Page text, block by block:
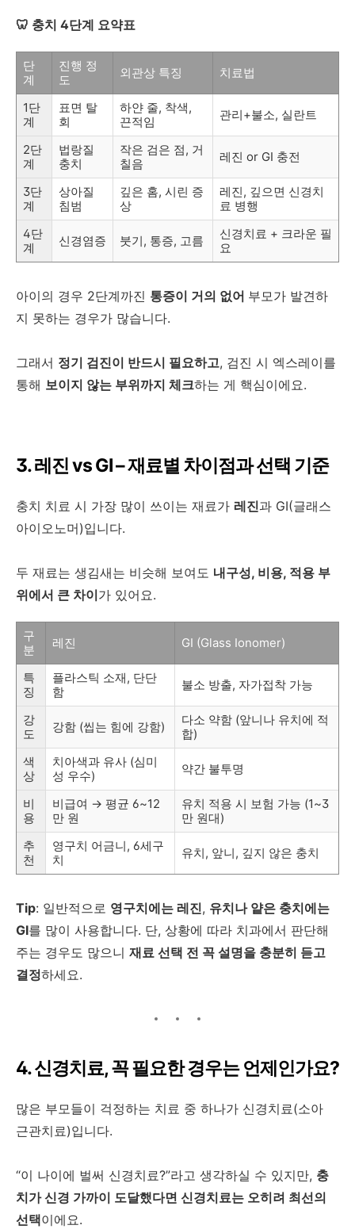
🦷 충치 4단계 요약표
단
계
진행 정
도
외관상 특징 치료법
1단
계
표면 탈
회
하얀 줄, 착색,
끈적임
관리+불소, 실란트
2단
계
법랑질
충치
작은 검은 점, 거
칠음
레진 or GI 충전
3단
계
상아질
침범
깊은 홈, 시린 증
상
레진, 깊으면 신경치
료 병행
4단
계
신경염증 붓기, 통증, 고름
신경치료 + 크라운 필
요
아이의 경우 2단계까진 통증이 거의 없어 부모가 발견하
지 못하는 경우가 많습니다.
그래서 정기 검진이 반드시 필요하고, 검진 시 엑스레이를
통해 보이지 않는 부위까지 체크하는 게 핵심이에요.
3. 레진 vs GI – 재료별 차이점과 선택 기준
충치 치료 시 가장 많이 쓰이는 재료가 레진과 GI(글래스
아이오노머)입니다.
두 재료는 생김새는 비슷해 보여도 내구성, 비용, 적용 부
위에서 큰 차이가 있어요.
구
분
레진 GI (Glass Ionomer)
특
징
플라스틱 소재, 단단
함
불소 방출, 자가접착 가능
강
도
강함 (씹는 힘에 강함)
다소 약함 (앞니나 유치에 적
합)
색
상
치아색과 유사 (심미
성 우수)
약간 불투명
비
용
비급여 → 평균 6~12
만 원
유치 적용 시 보험 가능 (1~3
만 원대)
추
천
영구치 어금니, 6세구
치
유치, 앞니, 깊지 않은 충치
Tip: 일반적으로 영구치에는 레진, 유치나 얕은 충치에는
GI를 많이 사용합니다. 단, 상황에 따라 치과에서 판단해
주는 경우도 많으니 재료 선택 전 꼭 설명을 충분히 듣고
결정하세요.
4. 신경치료, 꼭 필요한 경우는 언제인가요?
많은 부모들이 걱정하는 치료 중 하나가 신경치료(소아
근관치료)입니다.
“이 나이에 벌써 신경치료?”라고 생각하실 수 있지만, 충
치가 신경 가까이 도달했다면 신경치료는 오히려 최선의
선택이에요.